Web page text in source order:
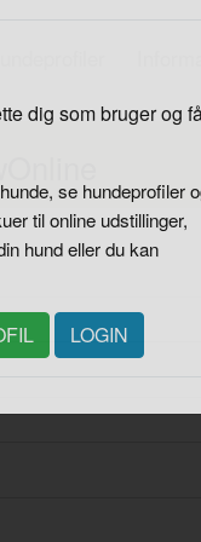
dig som bruger og
se hundeprofiler og
til online udstillinger,
hund eller du kan